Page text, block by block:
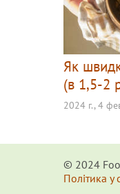
Як
(в 1,5-2
2024 г., 4
© 2024
Політика у